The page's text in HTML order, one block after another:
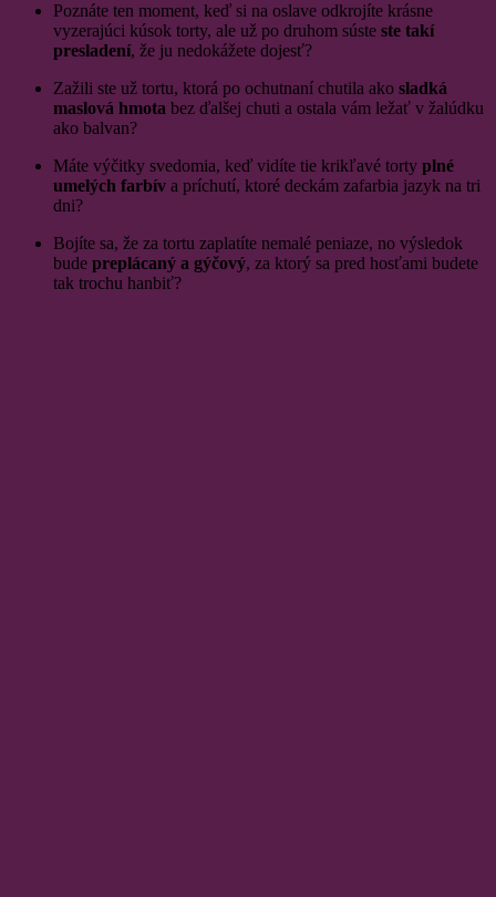
Poznáte ten moment, keď si na oslave odkrojíte krásne
vyzerajúci kúsok torty, ale už po druhom súste ste takí
presladení, že ju nedokážete dojesť?
Zažili ste už tortu, ktorá po ochutnaní chutila ako sladká
maslová hmota bez ďalšej chuti a ostala vám ležať v žalúdku
ako balvan?
Máte výčitky svedomia, keď vidíte tie krikľavé torty plné
umelých farbív a príchutí, ktoré deckám zafarbia jazyk na tri
dni?
Bojíte sa, že za tortu zaplatíte nemalé peniaze, no výsledok
bude preplácaný a gýčový, za ktorý sa pred hosťami budete
tak trochu hanbiť?